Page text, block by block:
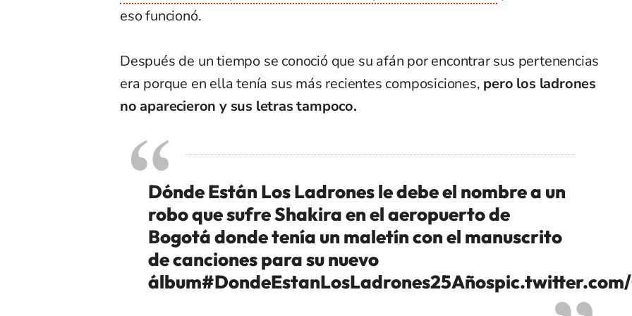
eso funcionó.
Después de un tiempo se conoció que su afán por encontrar sus pertenencias
era porque en ella tenía sus más recientes composiciones, pero los ladrones
no aparecieron y sus letras tampoco.
Dónde Están Los Ladrones le debe el nombre a un
robo que sufre Shakira en el aeropuerto de
Bogotá donde tenía un maletín con el manuscrito
de canciones para su nuevo
álbum#DondeEstanLosLadrones25Años